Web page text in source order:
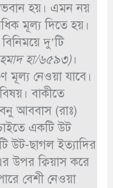
হয়। এমন নয়
মূল্য দিতে হয়।
দু’টি
হা/৬৫৯৩) ।
মূল্য নেওয়া যাবে।
বাকীতে
আববাস (রাঃ)
একটি উট
উট-ছাগল ইত্যাদির
উপর ক্বিয়াস করে
বেশী নেওয়া